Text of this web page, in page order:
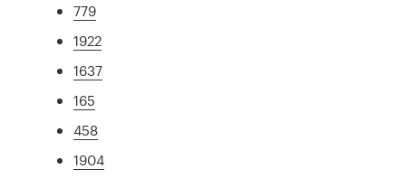
779
1922
1637
165
458
1904